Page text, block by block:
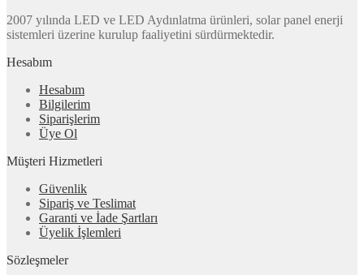
2007 yılında LED ve LED Aydınlatma ürünleri, solar panel enerji
sistemleri üzerine kurulup faaliyetini sürdürmektedir.
Hesabım
Hesabım
Bilgilerim
Siparişlerim
Üye Ol
Müşteri Hizmetleri
Güvenlik
Sipariş ve Teslimat
Garanti ve İade Şartları
Üyelik İşlemleri
Sözleşmeler